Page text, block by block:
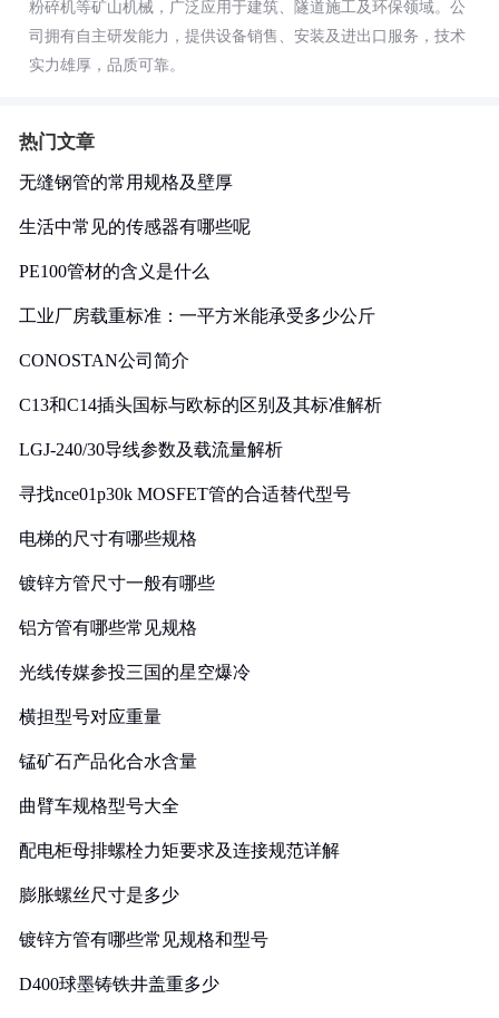
粉碎机等矿山机械，广泛应用于建筑、隧道施工及环保领域。公
司拥有自主研发能力，提供设备销售、安装及进出口服务，技术
实力雄厚，品质可靠。
热门文章
无缝钢管的常用规格及壁厚
生活中常见的传感器有哪些呢
PE100管材的含义是什么
工业厂房载重标准：一平方米能承受多少公斤
CONOSTAN公司简介
C13和C14插头国标与欧标的区别及其标准解析
LGJ-240/30导线参数及载流量解析
寻找nce01p30k MOSFET管的合适替代型号
电梯的尺寸有哪些规格
镀锌方管尺寸一般有哪些
铝方管有哪些常见规格
光线传媒参投三国的星空爆冷
横担型号对应重量
锰矿石产品化合水含量
曲臂车规格型号大全
配电柜母排螺栓力矩要求及连接规范详解
膨胀螺丝尺寸是多少
镀锌方管有哪些常见规格和型号
D400球墨铸铁井盖重多少